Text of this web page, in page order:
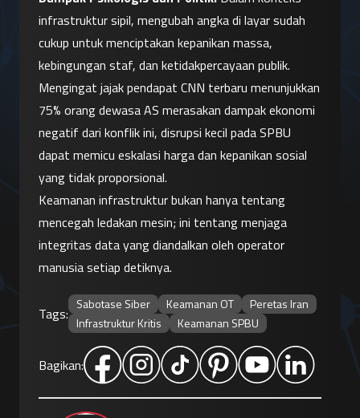
infrastruktur sipil, mengubah angka di layar sudah
cukup untuk menciptakan kepanikan massa,
kebingungan staf, dan ketidakpercayaan publik.
Mengingat jajak pendapat CNN terbaru menunjukkan
75% orang dewasa AS merasakan dampak ekonomi
negatif dari konflik ini, disrupsi kecil pada SPBU
dapat memicu eskalasi harga dan kepanikan sosial
yang tidak proporsional.
Keamanan infrastruktur bukan hanya tentang
mencegah ledakan mesin; ini tentang menjaga
integritas data yang diandalkan oleh operator
manusia setiap detiknya.
Tags:
Sabotase Siber Keamanan OT
Peretas Iran
Infrastruktur Kritis
Keamanan SPBU
Bagikan: